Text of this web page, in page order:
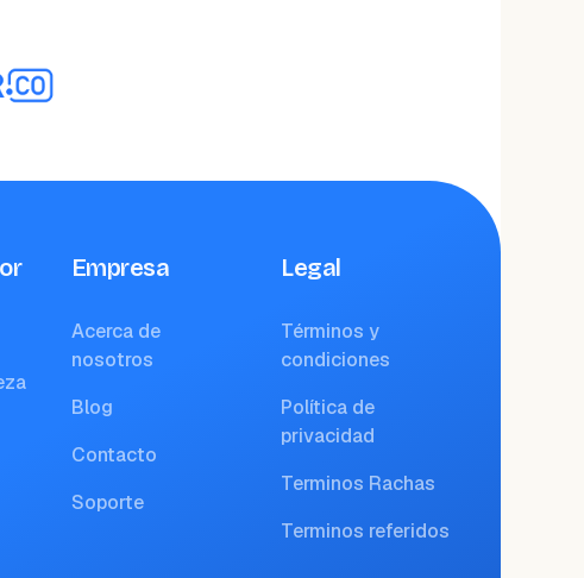
Empresa
Acerca de
nosotros
Blog
Contacto
Soporte
Legal
Términos y
condiciones
Política de
privacidad
Terminos Rachas
Terminos referidos